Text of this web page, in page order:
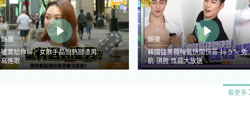
娛樂
噓要尬你聊／女歌手品怡熱戀渣男
寫進歌
娛樂
韓國猛男微喘氣快問快答 抖ㄋㄟ 秀
肌 頂胯 性感大放送
看更多